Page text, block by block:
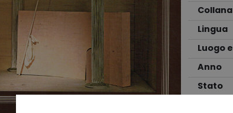
Collana
Lingua
Luogo
Anno
Stato